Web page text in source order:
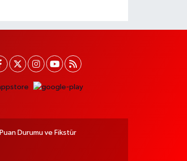
Puan Durumu ve Fikstür